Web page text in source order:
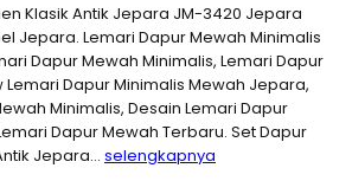
Klasik Antik Jepara JM-3420 Jepara
Jepara. Lemari Dapur Mewah Minimalis
Dapur Mewah Minimalis, Lemari Dapur
Lemari Dapur Minimalis Mewah Jepara,
Minimalis, Desain Lemari Dapur
Dapur Mewah Terbaru. Set Dapur
Jepara… selengkapnya